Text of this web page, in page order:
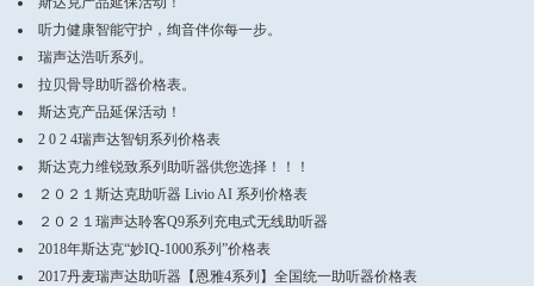
听力健康智能守护，绚音伴你每一步。
瑞声达浩听系列。
拉贝骨导助听器价格表。
斯达克产品延保活动！
2 0 2 4瑞声达智钥系列价格表
斯达克力维锐致系列助听器供您选择！！！
２０２１斯达克助听器 Livio AI 系列价格表
２０２１瑞声达聆客Q9系列充电式无线助听器
2018年斯达克“妙IQ-1000系列”价格表
2017丹麦瑞声达助听器【恩雅4系列】全国统一助听器价格表